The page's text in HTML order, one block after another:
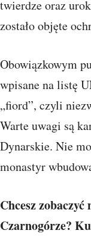
twierdze oraz
zostało objęte
Obowiązkowym
wpisane na listę
„fiord”, czyli
Warte uwagi są
Dynarskie. Nie
monastyr
Chcesz
Czarnogórze?